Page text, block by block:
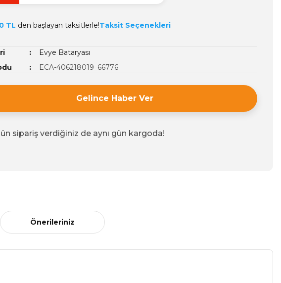
TL den başlayan taksitlerle!Taksit Seçenekleri
Evye Bataryası
ECA-406218019_66776
Gelince Haber Ver
sipariş verdiğiniz de aynı gün kargoda!
Önerileriniz